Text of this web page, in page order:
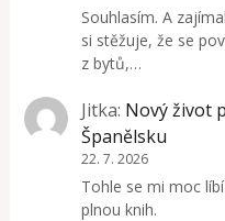
Souhlasím. A
si stěžuje, že se
z bytů,…
Jitka: Nový život
Španělsku
22. 7. 2026
Tohle se mi moc
plnou knih.